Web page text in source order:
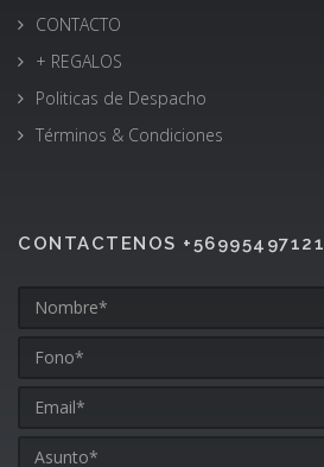
CONTACTO
+ REGALOS
Politicas de Despacho
Términos & Condiciones
CONTACTENOS +56995497121